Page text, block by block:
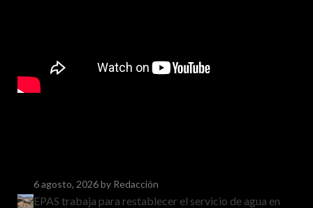
6 agosto, 2026by Redacción
EPAS trabaja para restablecer el servicio de agua en